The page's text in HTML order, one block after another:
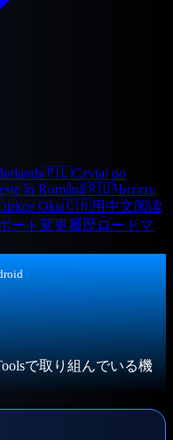
🇵🇱Czytaj po
în Română🇷🇺Читать
Oku🇨🇳用中文阅读
ート 変更履歴ロードマ
で取り組んでいる機